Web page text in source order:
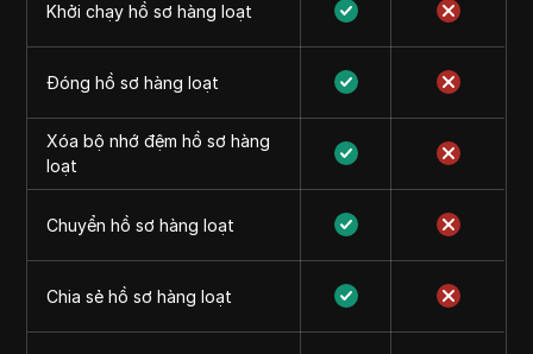
Khởi chạy hồ sơ hàng loạt
Đóng hồ sơ hàng loạt
Xóa bộ nhớ đệm hồ sơ hàng
loạt
Chuyển hồ sơ hàng loạt
Chia sẻ hồ sơ hàng loạt